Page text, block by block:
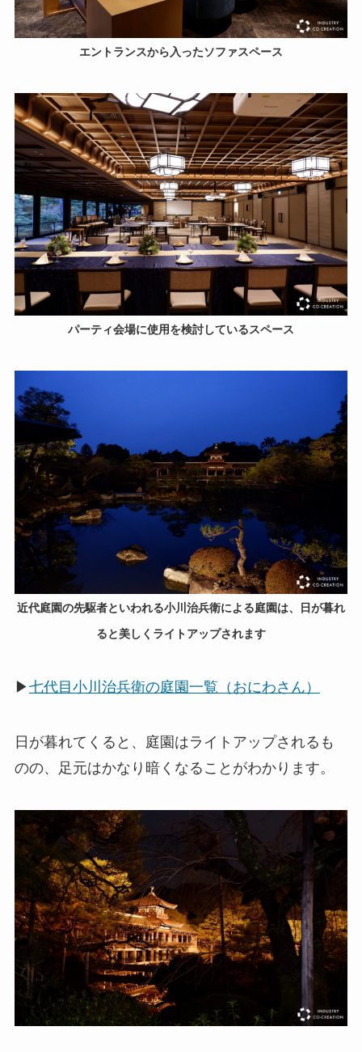
エントランスから入ったソファスペース
パーティ会場に使用を検討しているスペース
近代庭園の先駆者といわれる小川治兵衛による庭園は、日が暮れ
ると美しくライトアップされます
▶七代目小川治兵衛の庭園一覧（おにわさん）
日が暮れてくると、庭園はライトアップされるも
のの、足元はかなり暗くなることがわかります。